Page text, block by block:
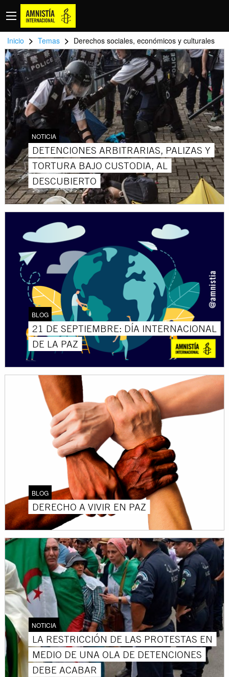
Inicio > Temas > Derechos sociales, económicos y culturales
NOTICIA
DETENCIONES ARBITRARIAS, PALIZAS Y
TORTURA BAJO CUSTODIA, AL
DESCUBIERTO
BLOG
21 DE SEPTIEMBRE: DÍA INTERNACIONAL
DE LA PAZ
BLOG
DERECHO A VIVIR EN PAZ
NOTICIA
LA RESTRICCIÓN DE LAS PROTESTAS EN
MEDIO DE UNA OLA DE DETENCIONES
DEBE ACABAR